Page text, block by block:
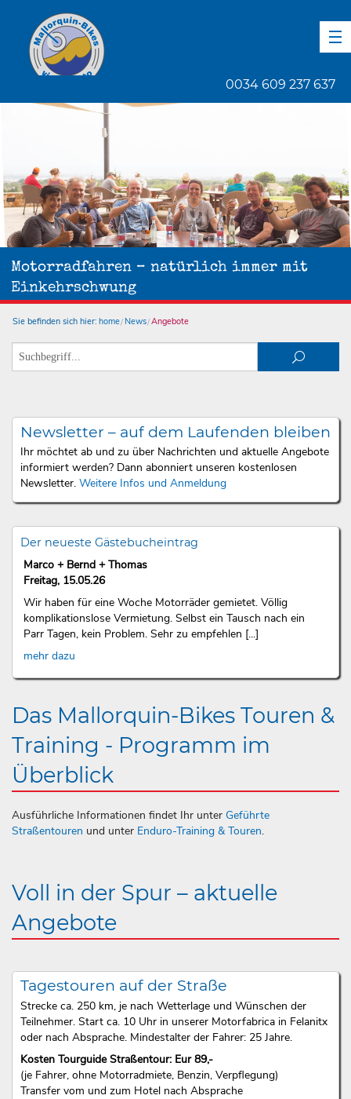
0034 609 237 637
Motorradfahren – natürlich immer mit
Einkehrschwung
Sie befinden sich hier: home News Angebote
Newsletter – auf dem Laufenden bleiben
Ihr möchtet ab und zu über Nachrichten und aktuelle Angebote
informiert werden? Dann abonniert unseren kostenlosen
Newsletter. Weitere Infos und Anmeldung
Der neueste Gästebucheintrag
Marco + Bernd + Thomas
Freitag, 15.05.26
Wir haben für eine Woche Motorräder gemietet. Völlig
komplikationslose Vermietung. Selbst ein Tausch nach ein
Parr Tagen, kein Problem. Sehr zu empfehlen [...]
mehr dazu
Das Mallorquin-Bikes Touren &
Training - Programm im
Überblick
Ausführliche Informationen findet Ihr unter Geführte
Straßentouren und unter Enduro-Training & Touren.
Voll in der Spur – aktuelle
Angebote
Tagestouren auf der Straße
Strecke ca. 250 km, je nach Wetterlage und Wünschen der
Teilnehmer. Start ca. 10 Uhr in unserer Motorfabrica in Felanitx
oder nach Absprache. Mindestalter der Fahrer: 25 Jahre.
Kosten Tourguide Straßentour: Eur 89,-
(je Fahrer, ohne Motorradmiete, Benzin, Verpflegung)
Transfer vom und zum Hotel nach Absprache